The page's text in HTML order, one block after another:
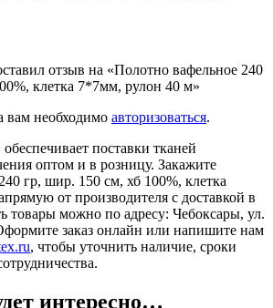
отзыв на «Полотно вафельное 240
клетка 7*7мм, рулон 40 м»
вам необходимо авторизоваться.
поставки тканей
оптом и в розницу. Закажите
гр, шир. 150 см, хб 100%, клетка
от производителя с доставкой в
товары можно по адресу: Чебоксары, ул.
заказ онлайн или напишите нам
, чтобы уточнить наличие, сроки
интересно…